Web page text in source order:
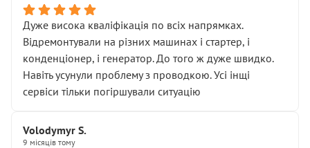
Дуже висока кваліфікація по всіх напрямках.
Відремонтували на різних машинах і стартер, і
конденціонер, і генератор. До того ж дуже швидко.
Навіть усунули проблему з проводкою. Усі інщі
сервіси тільки погіршували ситуацію
Volodymyr S.
9 місяців тому